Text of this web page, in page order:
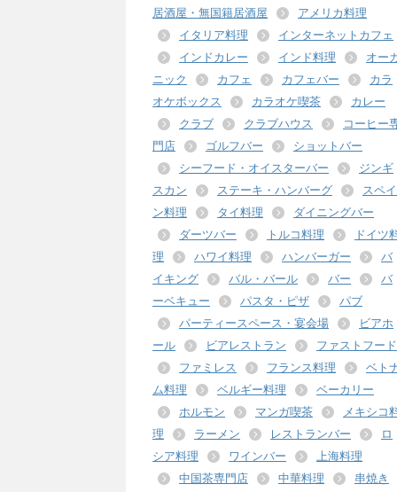
居酒屋・無国籍居酒屋
アメリカ料理
イタリア料理
インターネットカフェ
インドカレー
インド料理
オー
ニック
カフェ カフェバー
カラ
オケボックス
カラオケ喫茶
カレー
クラブ
クラブハウス
コーヒー
門店
ゴルフバー
ショットバー
シーフード・オイスターバー
ジンギ
スカン
ステーキ・ハンバーグ
スペイ
ン料理
タイ料理
ダイニングバー
ダーツバー
トルコ料理
ドイツ
理
ハワイ料理 ハンバーガー
バ
イキング
バル・バール バー
バ
ーベキュー
パスタ・ピザ
パブ
パーティースペース・宴会場
ビアホ
ール
ビアレストラン
ファストフード
ファミレス
フランス料理
ベト
ム料理
ベルギー料理
ベーカリー
ホルモン
マンガ喫茶
メキシコ
理
ラーメン レストランバー
ロ
シア料理
ワインバー
上海料理
中国茶専門店
中華料理
串焼き